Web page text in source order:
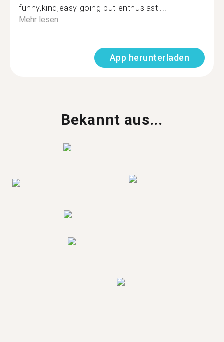
funny,kind,easy going but enthusiasti...
Mehr lesen
App herunterladen
Bekannt aus...